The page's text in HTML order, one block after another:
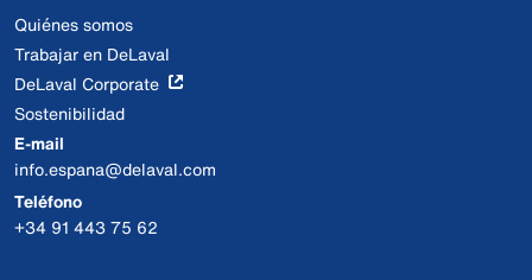
Quiénes somos
Trabajar en DeLaval
DeLaval Corporate
Sostenibilidad
E-mail
info.espana@delaval.com
Teléfono
+34 91 443 75 62